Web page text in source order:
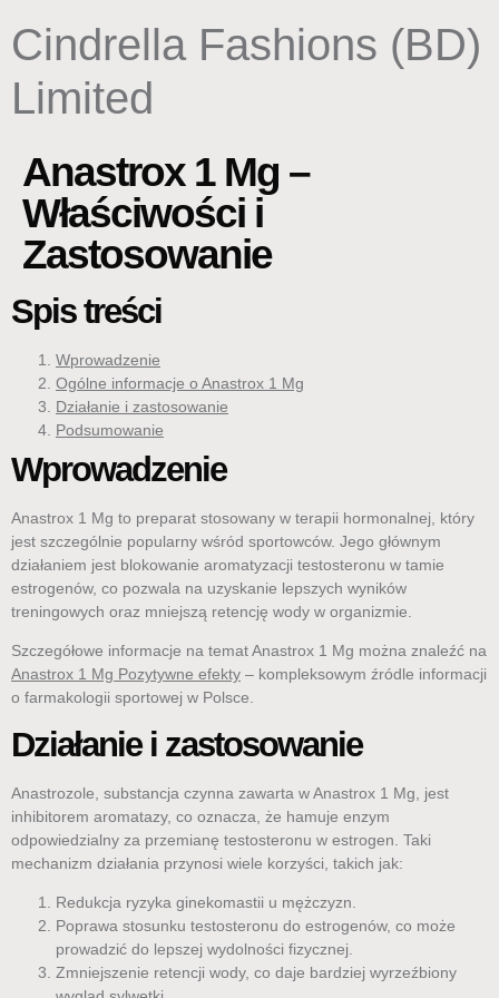
Cindrella Fashions (BD)
Limited
Anastrox 1 Mg –
Właściwości i
Zastosowanie
Spis treści
Wprowadzenie
Ogólne informacje o Anastrox 1 Mg
Działanie i zastosowanie
Podsumowanie
Wprowadzenie
Anastrox 1 Mg to preparat stosowany w terapii hormonalnej, który
jest szczególnie popularny wśród sportowców. Jego głównym
działaniem jest blokowanie aromatyzacji testosteronu w tamie
estrogenów, co pozwala na uzyskanie lepszych wyników
treningowych oraz mniejszą retencję wody w organizmie.
Szczegółowe informacje na temat Anastrox 1 Mg można znaleźć na
Anastrox 1 Mg Pozytywne efekty – kompleksowym źródle informacji
o farmakologii sportowej w Polsce.
Działanie i zastosowanie
Anastrozole, substancja czynna zawarta w Anastrox 1 Mg, jest
inhibitorem aromatazy, co oznacza, że hamuje enzym
odpowiedzialny za przemianę testosteronu w estrogen. Taki
mechanizm działania przynosi wiele korzyści, takich jak:
Redukcja ryzyka ginekomastii u mężczyzn.
Poprawa stosunku testosteronu do estrogenów, co może
prowadzić do lepszej wydolności fizycznej.
Zmniejszenie retencji wody, co daje bardziej wyrzeźbiony